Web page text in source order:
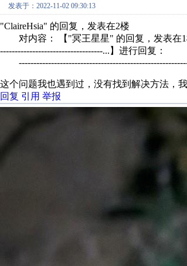
发表于：2022-11-02 09:30:13
"ClaireHsia" 的回复，发表在2楼
对内容： 【"冥王星星" 的回复，发表
-----------------------------------...】进行回复：
这个问题我也遇到过，没有找到解决方法，
回复 引用 举报